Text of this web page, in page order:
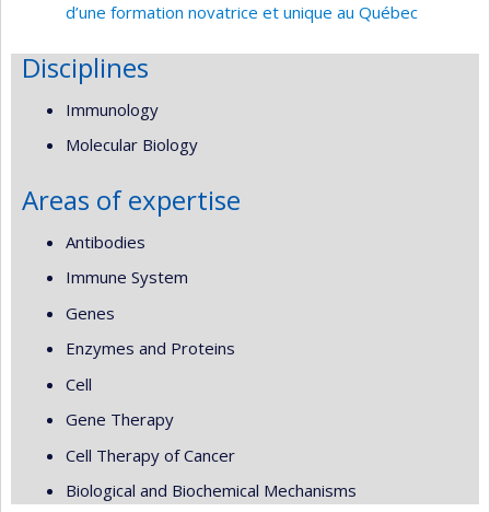
d’une formation novatrice et unique au Québec
Disciplines
Immunology
Molecular Biology
Areas of expertise
Antibodies
Immune System
Genes
Enzymes and Proteins
Cell
Gene Therapy
Cell Therapy of Cancer
Biological and Biochemical Mechanisms